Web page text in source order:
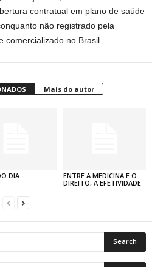
contratual em plano de saúde
não registrado pela
comercializado no Brasil.
Mais do autor
DIA
ENTRE A MEDICINA E O
DIREITO, A EFETIVIDADE